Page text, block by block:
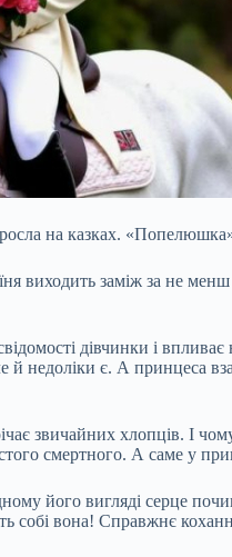
на казках.
виходить заміж за не
дівчинки і
й недоліки є. А принцеса
звичайних хлопців. І
смертного. А саме у
його вигляді серце
собі вона! Справжнє